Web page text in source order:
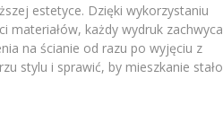
estetyce. Dzięki wykorzystaniu
materiałów, każdy wydruk zachwyca
na ścianie od razu po wyjęciu z
stylu i sprawić, by mieszkanie stało